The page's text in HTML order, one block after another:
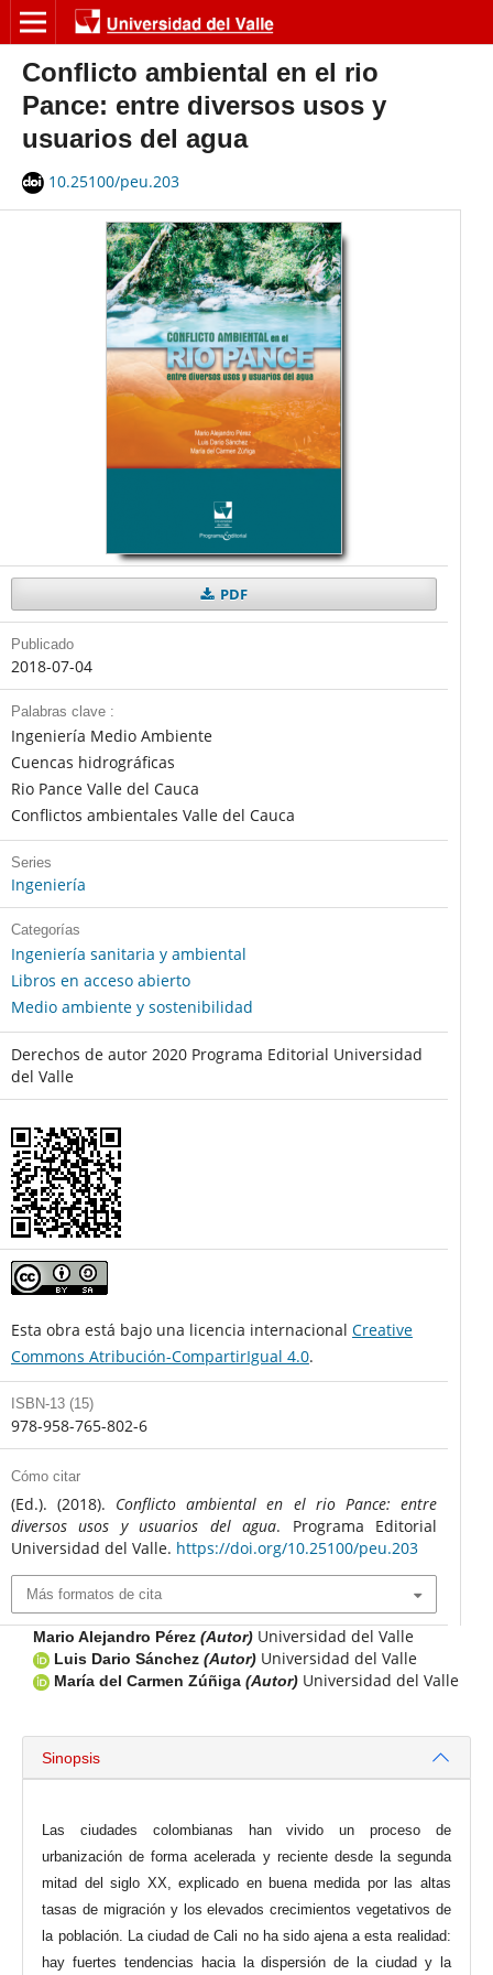
Conflicto ambiental en el rio
Pance: entre diversos usos y
usuarios del agua
10.25100/peu.203
PDF
Publicado
2018-07-04
Palabras clave :
Ingeniería Medio Ambiente
Cuencas hidrográficas
Rio Pance Valle del Cauca
Conflictos ambientales Valle del Cauca
Series
Ingeniería
Categorías
Ingeniería sanitaria y ambiental
Libros en acceso abierto
Medio ambiente y sostenibilidad
Derechos de autor 2020 Programa Editorial Universidad
del Valle
Esta obra está bajo una licencia internacional Creative
Commons Atribución-CompartirIgual 4.0.
ISBN-13 (15)
978-958-765-802-6
Cómo citar
(Ed.). (2018). Conflicto ambiental en el rio Pance: entre
diversos usos y usuarios del agua. Programa Editorial
Universidad del Valle. https://doi.org/10.25100/peu.203
Más formatos de cita
Mario Alejandro Pérez (Autor) Universidad del Valle
Luis Dario Sánchez (Autor) Universidad del Valle
María del Carmen Zúñiga (Autor) Universidad del Valle
Sinopsis
Las ciudades colombianas han vivido un proceso de
urbanización de forma acelerada y reciente desde la segunda
mitad del siglo XX, explicado en buena medida por las altas
tasas de migración y los elevados crecimientos vegetativos de
la población. La ciudad de Cali no ha sido ajena a esta realidad:
hay fuertes tendencias hacia la dispersión de la ciudad y la